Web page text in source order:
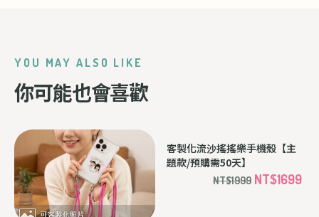
YOU MAY ALSO LIKE
你可能也會喜歡